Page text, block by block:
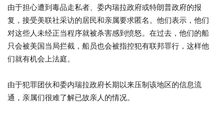
由于担心遭到毒品走私者、委内瑞拉政府或特朗普政府的报
复，接受美联社采访的居民和亲属要求匿名。他们表示，他们
对这些人未经正当程序就被杀害感到愤怒。在过去，他们的船
只会被美国当局拦截，船员也会被指控犯有联邦罪行，这样他
们就有机会上法庭。
由于犯罪团伙和委内瑞拉政府长期以来压制该地区的信息流
通，亲属们很难了解已故亲人的情况。